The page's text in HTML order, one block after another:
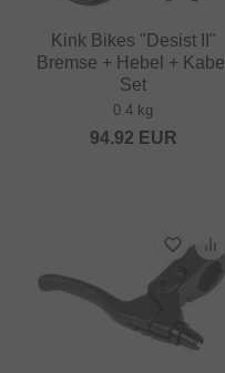
Kink Bikes "Desist II"
Bremse + Hebel + Kabel
Set
0.4 kg
94.92 EUR